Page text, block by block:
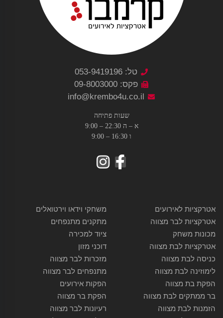
טל: 053-9419196
פקס: 09-8003000
info@krembo4u.co.il
שעות פתיחה
א – ה 22:30 – 9:00
ו 16:30 – 9:00
אטרקציות לאירועים
אטרקציות לבר מצווה
מכונות משחק
אטרקציות לבת מצווה
כניסה לבת מצווה
לימוזינה לבת מצווה
הפקת בת מצווה
בר ממתקים לבת מצווה
הזמנות לבת מצווה
משחקי וידאו וירטואלים
מתקנים מתנפחים
ציוד למכירה
דוכני מזון
מזכרות לבר מצווה
מתנפחים לבר מצווה
הפקות אירועים
הפקת בר מצווה
רעיונות לבר מצווה